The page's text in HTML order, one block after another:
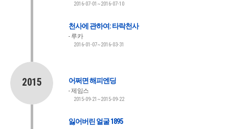
2016-07-01~2016-07-10
천사에 관하여: 타락천사
루카
2016-01-07~2016-03-31
2015 어쩌면 해피엔딩
제임스
2015-09-21~2015-09-22
잃어버린 얼굴 1895